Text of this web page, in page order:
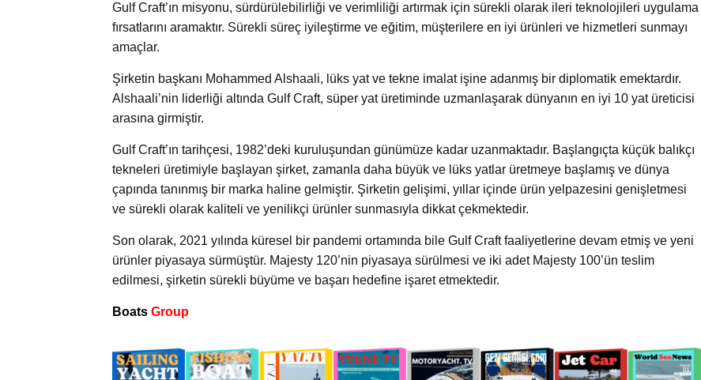
Gulf Craft’ın misyonu, sürdürülebilirliği ve verimliliği artırmak için sürekli olarak ileri teknolojileri uygulama
fırsatlarını aramaktır. Sürekli süreç iyileştirme ve eğitim, müşterilere en iyi ürünleri ve hizmetleri sunmayı
amaçlar.
Şirketin başkanı Mohammed Alshaali, lüks yat ve tekne imalat işine adanmış bir diplomatik emektardır.
Alshaali’nin liderliği altında Gulf Craft, süper yat üretiminde uzmanlaşarak dünyanın en iyi 10 yat üreticisi
arasına girmiştir.
Gulf Craft’ın tarihçesi, 1982’deki kuruluşundan günümüze kadar uzanmaktadır. Başlangıçta küçük balıkçı
tekneleri üretimiyle başlayan şirket, zamanla daha büyük ve lüks yatlar üretmeye başlamış ve dünya
çapında tanınmış bir marka haline gelmiştir. Şirketin gelişimi, yıllar içinde ürün yelpazesini genişletmesi
ve sürekli olarak kaliteli ve yenilikçi ürünler sunmasıyla dikkat çekmektedir.
Son olarak, 2021 yılında küresel bir pandemi ortamında bile Gulf Craft faaliyetlerine devam etmiş ve yeni
ürünler piyasaya sürmüştür. Majesty 120’nin piyasaya sürülmesi ve iki adet Majesty 100’ün teslim
edilmesi, şirketin sürekli büyüme ve başarı hedefine işaret etmektedir.
Boats Group